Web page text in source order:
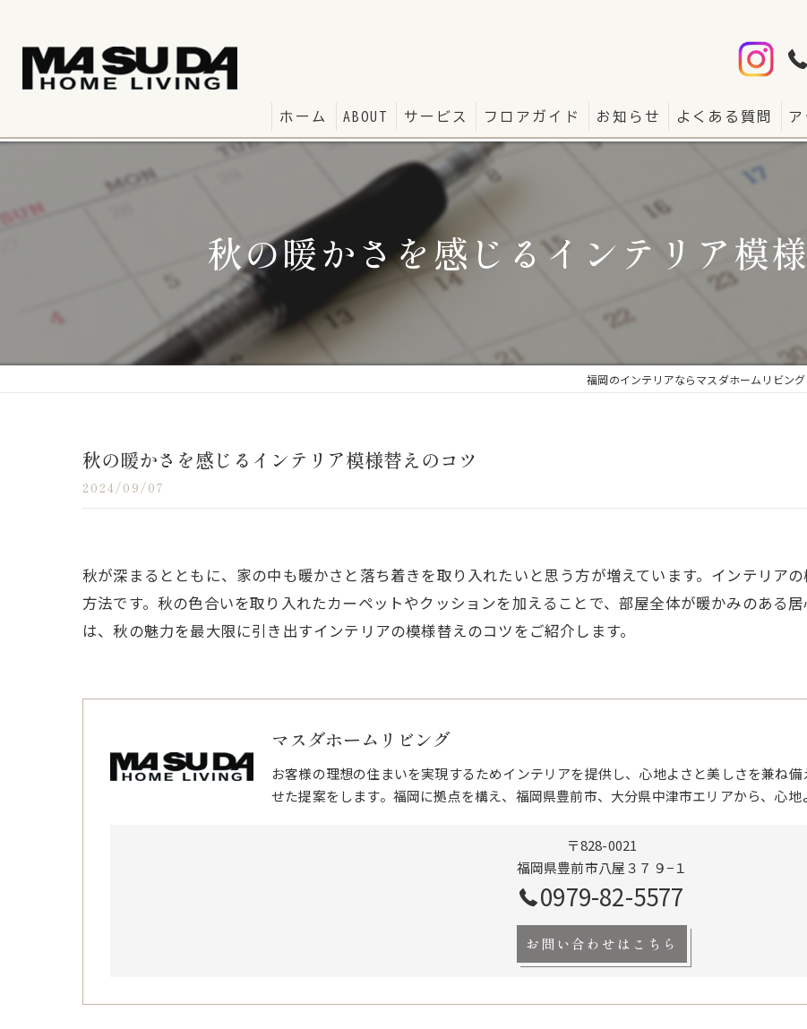
ホーム ABOUT サービス フロアガイド お知らせ よくある質問 ア
秋の暖かさを感じるインテリア模
福岡のインテリアならマスダホームリビング
秋の暖かさを感じるインテリア模様替えのコツ
2024/09/07
秋が深まるとともに、家の中も暖かさと落ち着きを取り入れたいと思う方が増えています。インテリア
方法です。秋の色合いを取り入れたカーペットやクッションを加えることで、部屋全体が暖かみのある
は、秋の魅力を最大限に引き出すインテリアの模様替えのコツをご紹介します。
マスダホームリビング
お客様の理想の住まいを実現するためインテリアを提供し、心地よさと美しさを兼ね
せた提案をします。福岡に拠点を構え、福岡県豊前市、大分県中津市エリアから、心地
〒828-0021
福岡県豊前市八屋３７９−１
0979-82-5577
お問い合わせはこちら